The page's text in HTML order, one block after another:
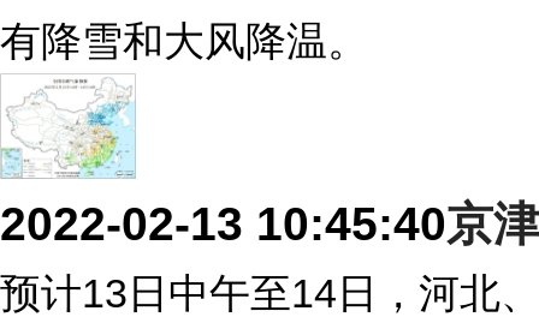
有降雪和大风降温。
2022-02-13 10:45:40京
预计13日中午至14日，河北